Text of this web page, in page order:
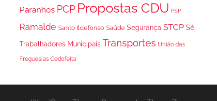
Paranhos PCP Propostas CDU PSP
Ramalde Santo Ildefonso Saúde Segurança STCP Sé
Trabalhadores Municipais Transportes União das
Freguesias Cedofeita